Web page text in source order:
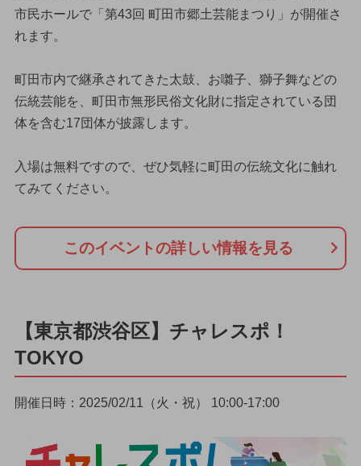
市民ホールで「第43回 町田市郷土芸能まつり」が開催さ
れます。
町田市内で継承されてきた太鼓、お囃子、獅子舞などの
伝統芸能を、町田市無形民俗文化財に指定されている団
体を含む17団体が披露します。
入場は無料ですので、ぜひ気軽に町田の伝統文化に触れ
てみてください。
このイベントの詳しい情報を見る
【東京都渋谷区】チャレスポ！
TOKYO
開催日時：2025/02/11（火・祝） 10:00-17:00